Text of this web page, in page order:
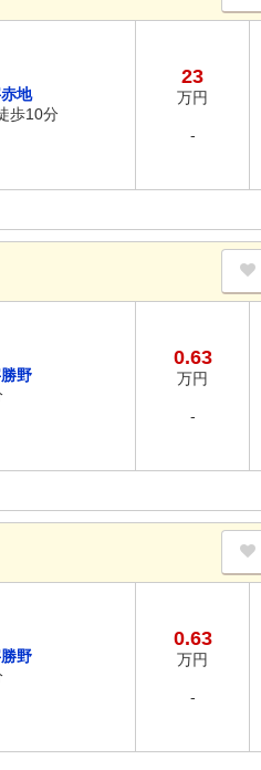
地
歩10分
23
万円
-
野
0.63
万円
-
野
0.63
万円
-